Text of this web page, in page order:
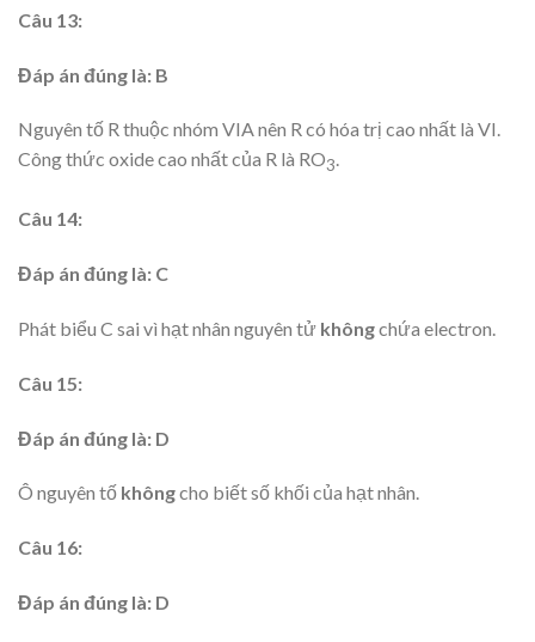
Câu 13:
Đáp án đúng là: B
Nguyên tố R thuộc nhóm VIA nên R có hóa trị cao nhất là VI.
Công thức oxide cao nhất của R là RO3.
Câu 14:
Đáp án đúng là: C
Phát biểu C sai vì hạt nhân nguyên tử khôngchứa electron.
Câu 15:
Đáp án đúng là: D
Ô nguyên tố khôngcho biết số khối của hạt nhân.
Câu 16:
Đáp án đúng là: D